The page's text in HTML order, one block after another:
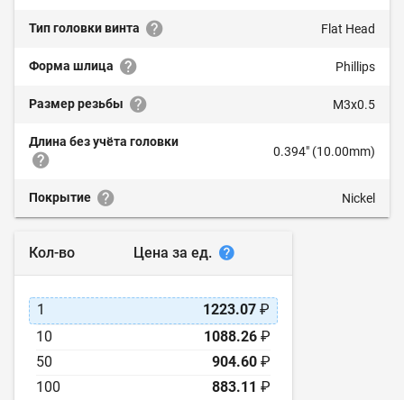
Тип головки винта Flat Head
Форма шлица Phillips
Размер резьбы M3x0.5
Длина без учёта головки
0.394" (10.00mm)
Покрытие Nickel
Кол-во Цена за ед.
1 1223.07 ₽
10
1088.26 ₽
50
904.60 ₽
100
883.11 ₽